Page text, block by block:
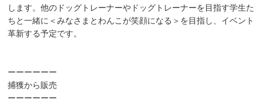
します。他のドッグトレーナーやドッグトレーナーを目指す学生た
ちと一緒に＜みなさまとわんこが笑顔になる＞を目指し、イベント
革新する予定です。
ーーーーーー
捕獲から販売
ーーーーーー